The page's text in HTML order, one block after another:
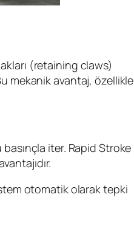
(retaining claws)
mekanik avantaj, özellikle
iter. Rapid Stroke
otomatik olarak tepki